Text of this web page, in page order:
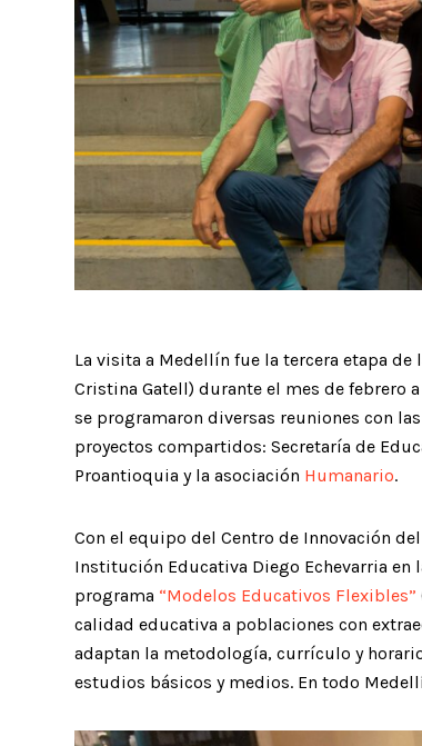
La visita a Medellín fue la tercera etapa
Cristina Gatell) durante el mes de febrero
se programaron diversas reuniones con
proyectos compartidos: Secretaría de
Proantioquia y la asociación Humanario.
Con el equipo del Centro de Innovación
Institución Educativa Diego Echevarria
programa “Modelos Educativos Flexibles”
calidad educativa a poblaciones con
adaptan la metodología, currículo y
estudios básicos y medios. En todo